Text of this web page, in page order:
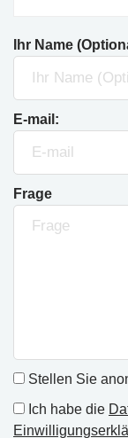
Ihr Name
E-mail:
Frage
Stellen Sie
Ich habe die